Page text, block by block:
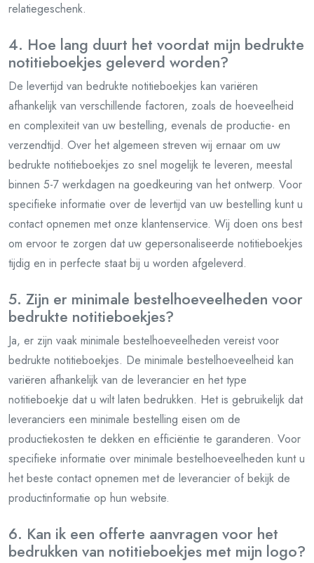
relatiegeschenk.
4. Hoe lang duurt het voordat mijn bedrukte
notitieboekjes geleverd worden?
De levertijd van bedrukte notitieboekjes kan variëren
afhankelijk van verschillende factoren, zoals de hoeveelheid
en complexiteit van uw bestelling, evenals de productie- en
verzendtijd. Over het algemeen streven wij ernaar om uw
bedrukte notitieboekjes zo snel mogelijk te leveren, meestal
binnen 5-7 werkdagen na goedkeuring van het ontwerp. Voor
specifieke informatie over de levertijd van uw bestelling kunt u
contact opnemen met onze klantenservice. Wij doen ons best
om ervoor te zorgen dat uw gepersonaliseerde notitieboekjes
tijdig en in perfecte staat bij u worden afgeleverd.
5. Zijn er minimale bestelhoeveelheden voor
bedrukte notitieboekjes?
Ja, er zijn vaak minimale bestelhoeveelheden vereist voor
bedrukte notitieboekjes. De minimale bestelhoeveelheid kan
variëren afhankelijk van de leverancier en het type
notitieboekje dat u wilt laten bedrukken. Het is gebruikelijk dat
leveranciers een minimale bestelling eisen om de
productiekosten te dekken en efficiëntie te garanderen. Voor
specifieke informatie over minimale bestelhoeveelheden kunt u
het beste contact opnemen met de leverancier of bekijk de
productinformatie op hun website.
6. Kan ik een offerte aanvragen voor het
bedrukken van notitieboekjes met mijn logo?